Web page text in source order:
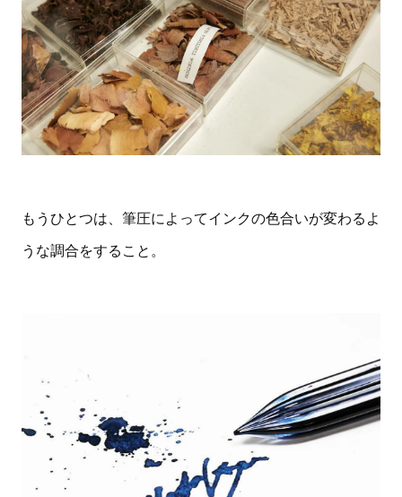
もうひとつは、筆圧によってインクの色合いが変わるよ
うな調合をすること。